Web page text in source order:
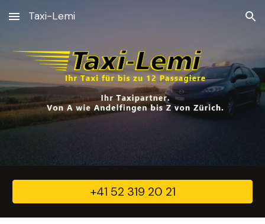
Skip to main content Skip to navigation
Taxi-Lemi
+41 52 319 20 21